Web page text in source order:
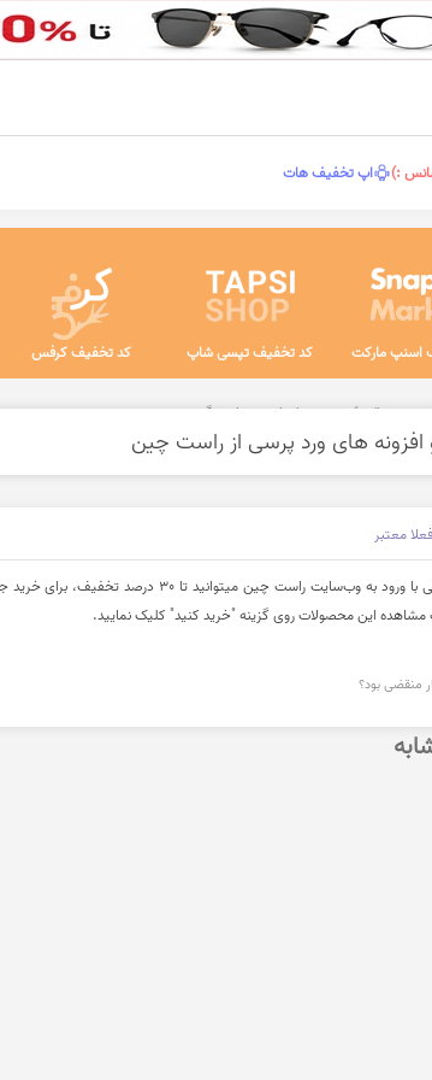
:) اپ تخفیف هات
اسنپ مارکت کد تخفیف تپسی شاپ کد تخفیف کرفس
و دیجیتال سرویس‌های ابری و هاستینگ
فعلا معتبر
کاربران گرامی با ورود به وب‌سایت راست چین
این محصولات روی گزینه "خرید کنید" کلیک نمایید.
منقضی بود؟